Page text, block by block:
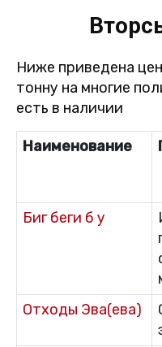
Ниже приведена
тонну на многие
есть в наличии
Наименование
Биг беги б у
Отходы Эва(ева)